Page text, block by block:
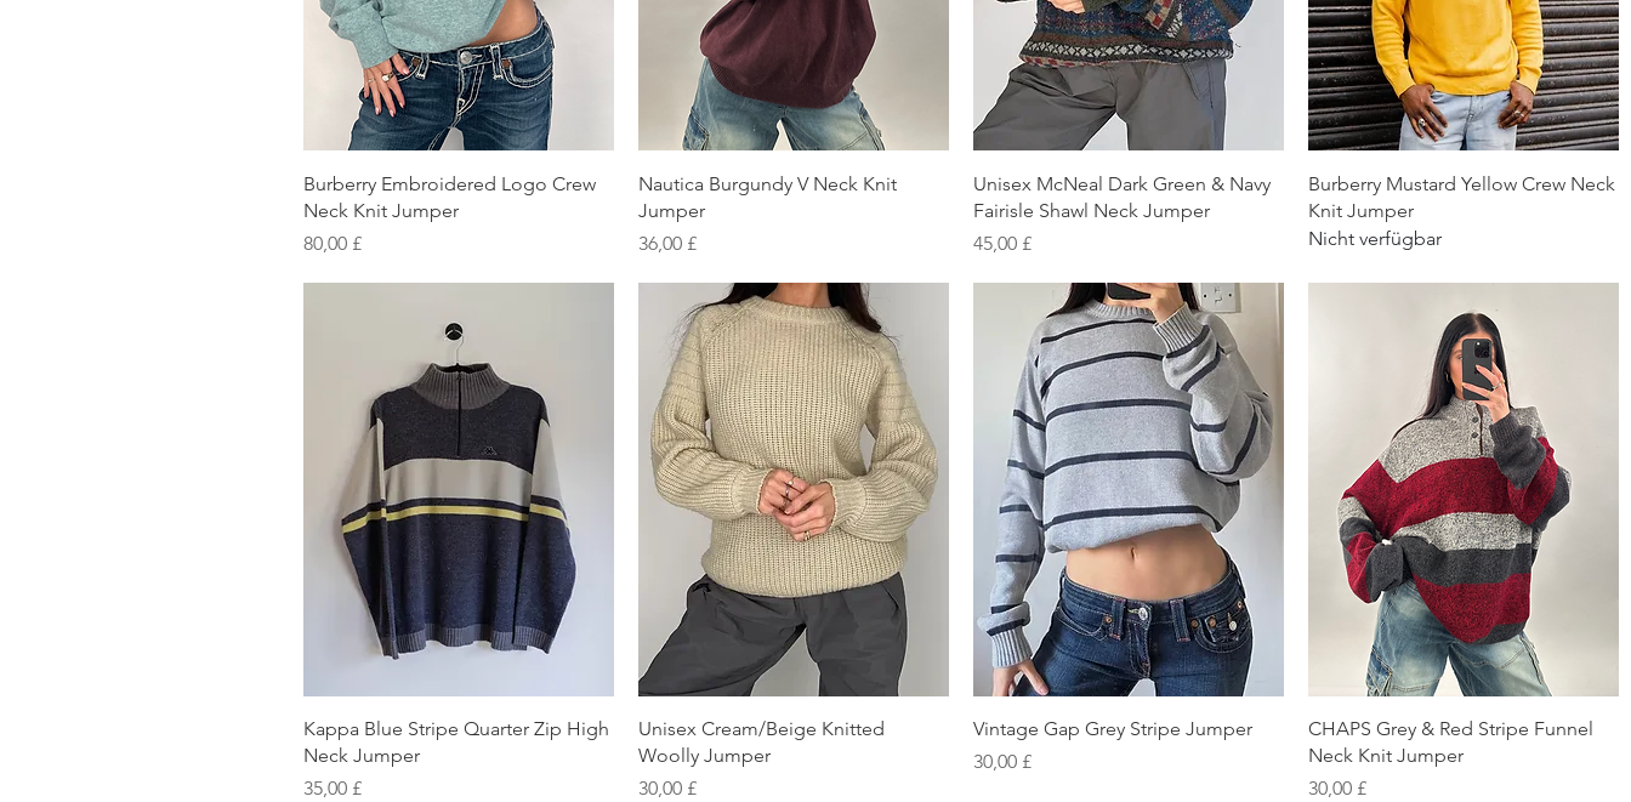
Schnellansicht
Burberry Embroidered Logo Crew
Neck Knit Jumper
Preis
80,00 £
Schnellansicht
Nautica Burgundy V Neck Knit
Jumper
Preis
36,00 £
Schnellansicht
Unisex McNeal Dark Green & Navy
Fairisle Shawl Neck Jumper
Preis
45,00 £
Schnellansicht
Burberry Mustard Yellow Crew Neck
Knit Jumper
Nicht verfügbar
Schnellansicht
Kappa Blue Stripe Quarter Zip High
Neck Jumper
Preis
35,00 £
Schnellansicht
Unisex Cream/Beige Knitted
Woolly Jumper
Preis
30,00 £
Schnellansicht
Vintage Gap Grey Stripe Jumper
Preis
30,00 £
Schnellansicht
CHAPS Grey & Red Stripe Funnel
Neck Knit Jumper
Preis
30,00 £